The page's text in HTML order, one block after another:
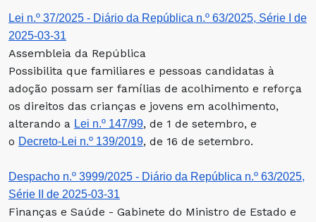
Lei n.º 37/2025 - Diário da República n.º 63/2025, Série I de
2025-03-31
Assembleia da República
Possibilita que familiares e pessoas candidatas à
adoção possam ser famílias de acolhimento e reforça
os direitos das crianças e jovens em acolhimento,
alterando a Lei n.º 147/99, de 1 de setembro, e
o Decreto-Lei n.º 139/2019, de 16 de setembro.
Despacho n.º 3999/2025 - Diário da República n.º 63/2025,
Série II de 2025-03-31
Finanças e Saúde - Gabinete do Ministro de Estado e